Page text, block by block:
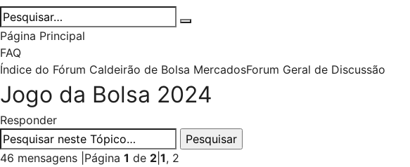
Página Principal
FAQ
Índice do Fórum Caldeirão de Bolsa MercadosForum Geral de Discussão
Jogo da Bolsa 2024
Responder
46 mensagens Página 1 de 2 1, 2